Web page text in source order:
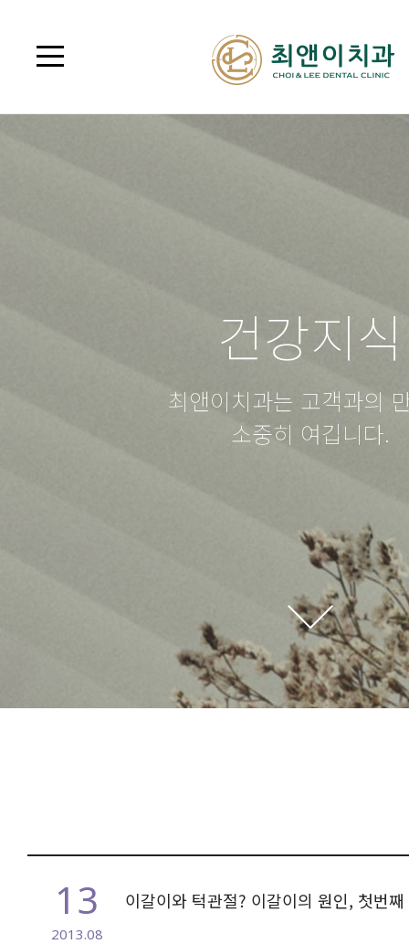
건강지식
최앤이치과는 고객과의
소중히 여깁니다.
13
2013.08
이갈이와 턱관절? 이갈이의 원인, 첫번